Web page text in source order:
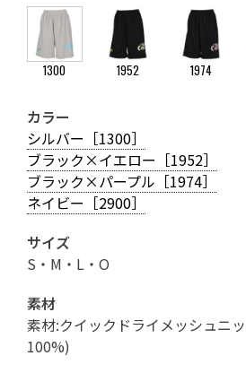
1300 1952 1974
カラー
シルバー［1300］
ブラック×イエロー［1952］
ブラック×パープル［1974］
ネイビー［2900］
サイズ
S・M・L・O
素材
素材:クイックドライメッシュニ
100%)